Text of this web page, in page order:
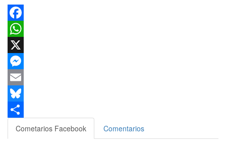
Facebook
WhatsApp
X
Messenger
Email
Bluesky
Compartir
Cometarios Facebook Comentarios